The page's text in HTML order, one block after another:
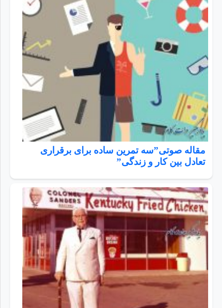
مقاله صوتی”سه تمرین ساده برای برقراری
تعادل بین کار و زندگی”